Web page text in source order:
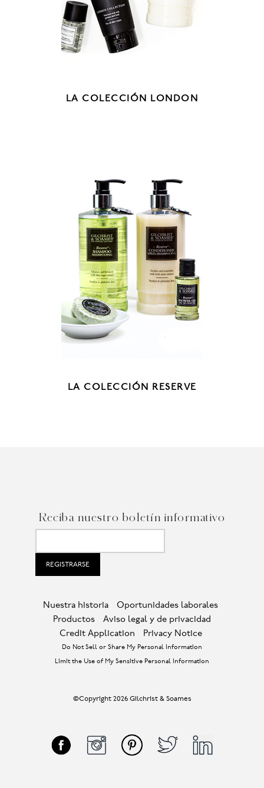
LA COLECCIÓN LONDON
LA COLECCIÓN RESERVE
Reciba nuestro boletín informativo
Nuestra historia
Oportunidades laborales
Productos
Aviso legal y de privacidad
Credit Application
Privacy Notice
Do Not Sell or Share My Personal Information
Limit the Use of My Sensitive Personal Information
©Copyright 2026 Gilchrist & Soames